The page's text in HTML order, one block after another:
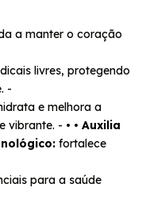
a manter o coração
livres, protegendo
-
e melhora a
vibrante. - • • Auxilia
fortalece
para a saúde